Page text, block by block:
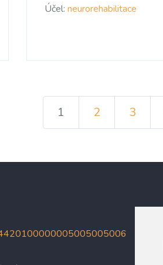
Účel: neurorehabilitace
1 2 3